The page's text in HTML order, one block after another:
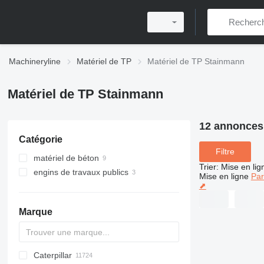
Machineryline Matériel de TP Matériel de TP Stainmann
Matériel de TP Stainmann
Catégorie
matériel de béton
centrales à béton
engins de travaux publics
Marque
Titan
AL
SP
AX
X-Series
AFW
HD
FlexiROC
1304
400 - series
BC
BG
BB
TW
463
GSH
Leonardo
AHK
K-series
CK
3.5
B-series
450
Caterpillar
12
Filtre
Trier: Mise en
Mise en ligne
⬈